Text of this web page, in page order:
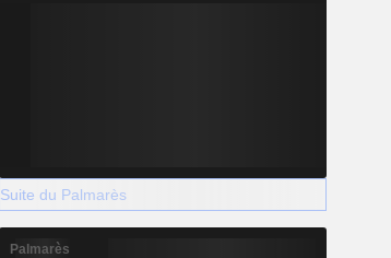
Suite du Palmarès
Palmarès